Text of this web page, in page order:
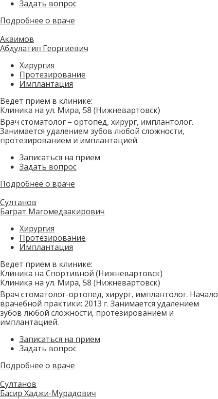
Задать вопрос
Подробнее о враче
Акаимов
Абдулатип Георгиевич
Хирургия
Протезирование
Имплантация
Ведет прием в клинике:
Клиника на ул. Мира, 58 (Нижневартовск)
Врач стоматолог – ортопед, хирург, имплантолог.
Занимается удалением зубов любой сложности,
протезированием и имплантацией.
Записаться на прием
Задать вопрос
Подробнее о враче
Султанов
Баграт Магомедзакирович
Хирургия
Протезирование
Имплантация
Ведет прием в клинике:
Клиника на Спортивной (Нижневартовск)
Клиника на ул. Мира, 58 (Нижневартовск)
Врач стоматолог-ортопед, хирург, имплантолог. Начало
врачебной практики: 2013 г. Занимается удалением
зубов любой сложности, протезированием и
имплантацией.
Записаться на прием
Задать вопрос
Подробнее о враче
Султанов
Басир Хаджи-Мурадович